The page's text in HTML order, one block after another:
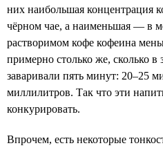
них наибольшая концентрация
чёрном чае, а наименьшая — в
растворимом кофе кофеина
примерно столько же, сколько в
заваривали пять минут: 20–25
миллилитров. Так что эти
конкурировать.
Впрочем, есть некоторые